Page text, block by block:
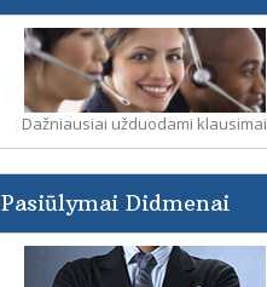
Dažniausiai užduodami klausimai
Pasiūlymai Didmenai